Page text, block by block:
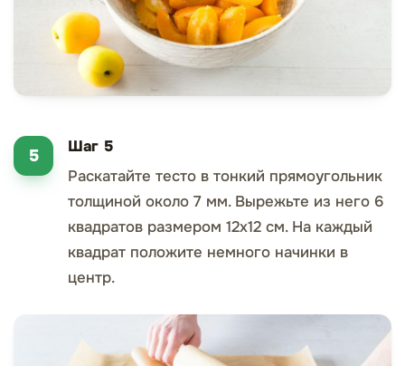
Шаг 5
Раскатайте тесто в тонкий прямоугольник
толщиной около 7 мм. Вырежьте из него 6
квадратов размером 12x12 см. На каждый
квадрат положите немного начинки в
центр.